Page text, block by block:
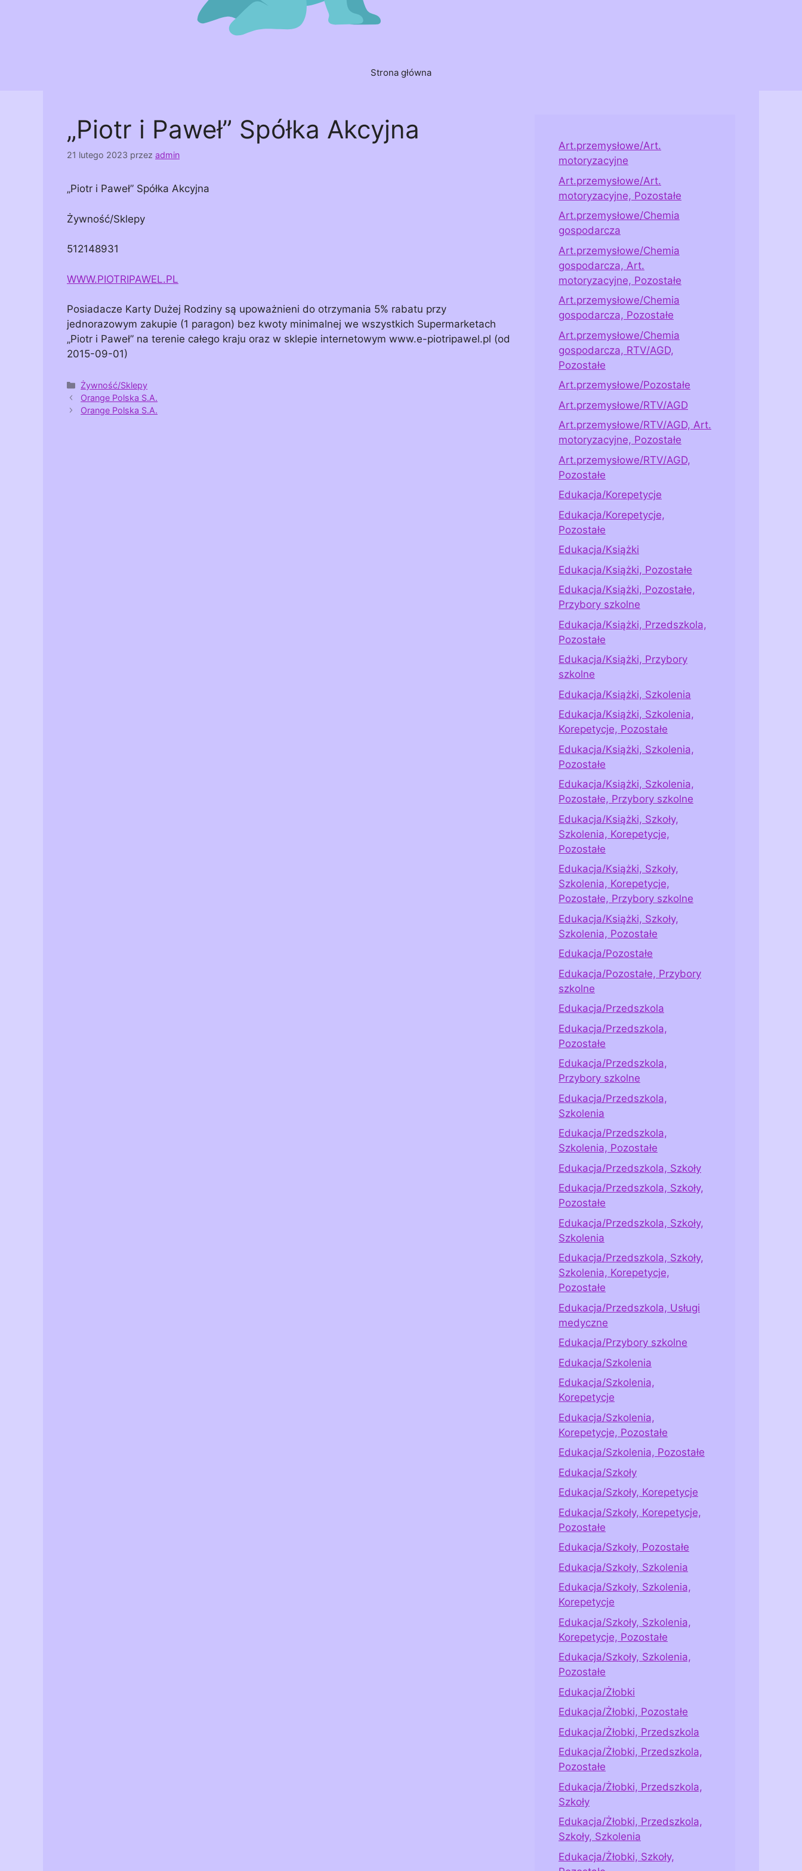
Strona główna
„Piotr i Paweł” Spółka Akcyjna
21 lutego 2023 przez admin
„Piotr i Paweł” Spółka Akcyjna
Żywność/Sklepy
512148931
WWW.PIOTRIPAWEL.PL
Posiadacze Karty Dużej Rodziny są upoważnieni do otrzymania 5% rabatu przy
jednorazowym zakupie (1 paragon) bez kwoty minimalnej we wszystkich Supermarketach
„Piotr i Paweł” na terenie całego kraju oraz w sklepie internetowym www.e-piotripawel.pl (od
2015-09-01)
Kategorie
Żywność/Sklepy
Orange Polska S.A.
Orange Polska S.A.
Art.przemysłowe/Art.
motoryzacyjne
Art.przemysłowe/Art.
motoryzacyjne, Pozostałe
Art.przemysłowe/Chemia
gospodarcza
Art.przemysłowe/Chemia
gospodarcza, Art.
motoryzacyjne, Pozostałe
Art.przemysłowe/Chemia
gospodarcza, Pozostałe
Art.przemysłowe/Chemia
gospodarcza, RTV/AGD,
Pozostałe
Art.przemysłowe/Pozostałe
Art.przemysłowe/RTV/AGD
Art.przemysłowe/RTV/AGD, Art.
motoryzacyjne, Pozostałe
Art.przemysłowe/RTV/AGD,
Pozostałe
Edukacja/Korepetycje
Edukacja/Korepetycje,
Pozostałe
Edukacja/Książki
Edukacja/Książki, Pozostałe
Edukacja/Książki, Pozostałe,
Przybory szkolne
Edukacja/Książki, Przedszkola,
Pozostałe
Edukacja/Książki, Przybory
szkolne
Edukacja/Książki, Szkolenia
Edukacja/Książki, Szkolenia,
Korepetycje, Pozostałe
Edukacja/Książki, Szkolenia,
Pozostałe
Edukacja/Książki, Szkolenia,
Pozostałe, Przybory szkolne
Edukacja/Książki, Szkoły,
Szkolenia, Korepetycje,
Pozostałe
Edukacja/Książki, Szkoły,
Szkolenia, Korepetycje,
Pozostałe, Przybory szkolne
Edukacja/Książki, Szkoły,
Szkolenia, Pozostałe
Edukacja/Pozostałe
Edukacja/Pozostałe, Przybory
szkolne
Edukacja/Przedszkola
Edukacja/Przedszkola,
Pozostałe
Edukacja/Przedszkola,
Przybory szkolne
Edukacja/Przedszkola,
Szkolenia
Edukacja/Przedszkola,
Szkolenia, Pozostałe
Edukacja/Przedszkola, Szkoły
Edukacja/Przedszkola, Szkoły,
Pozostałe
Edukacja/Przedszkola, Szkoły,
Szkolenia
Edukacja/Przedszkola, Szkoły,
Szkolenia, Korepetycje,
Pozostałe
Edukacja/Przedszkola, Usługi
medyczne
Edukacja/Przybory szkolne
Edukacja/Szkolenia
Edukacja/Szkolenia,
Korepetycje
Edukacja/Szkolenia,
Korepetycje, Pozostałe
Edukacja/Szkolenia, Pozostałe
Edukacja/Szkoły
Edukacja/Szkoły, Korepetycje
Edukacja/Szkoły, Korepetycje,
Pozostałe
Edukacja/Szkoły, Pozostałe
Edukacja/Szkoły, Szkolenia
Edukacja/Szkoły, Szkolenia,
Korepetycje
Edukacja/Szkoły, Szkolenia,
Korepetycje, Pozostałe
Edukacja/Szkoły, Szkolenia,
Pozostałe
Edukacja/Żłobki
Edukacja/Żłobki, Pozostałe
Edukacja/Żłobki, Przedszkola
Edukacja/Żłobki, Przedszkola,
Pozostałe
Edukacja/Żłobki, Przedszkola,
Szkoły
Edukacja/Żłobki, Przedszkola,
Szkoły, Szkolenia
Edukacja/Żłobki, Szkoły,